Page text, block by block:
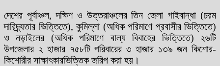
দেশের পূর্বাঞ্চল, দক্ষিণ ও উত্তরাঞ্চলের তিন জেলা গাইবান্ধা (চরম
দারিদ্র্যতার ভিত্তিতে), কুমিল্লা (অধিক পরিমাণে প্রবাসীর ভিত্তিতে)
ও নড়াইলের (অধিক পরিমাণে বাল্য বিবাহের ভিত্তিতে) ২৬টি
উপজেলার ২ হাজার ৭৫৮টি পরিবারের ৩ হাজার ১৩৯ জন কিশোর-
কিশোরীর সাক্ষাৎকারভিত্তিক জরিপ করা হয়।